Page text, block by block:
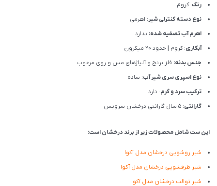
رنگ: کروم
نوع دسته کنترلی شیر: اهرمی
اهرم آب تصفیه شده: ندارد
آبکاری: کروم | حدود 20 میکرون
جنس بدنه: فلز برنج و آلیاژهای مس و روی مرغوب
نوع اسپری سری شیر آب: ساده
ترکیب سرد و گرم: دارد
گارانتی: 5 سال گارانتی درخشان سرویس
این ست شامل محصولات زیر از برند درخشان است:
شیر روشویی درخشان مدل آکوا
شیر ظرفشویی درخشان مدل آکوا
شیر توالت درخشان مدل آکوا